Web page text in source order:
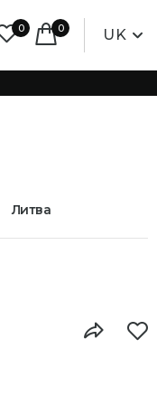
0 0 UK
Литва